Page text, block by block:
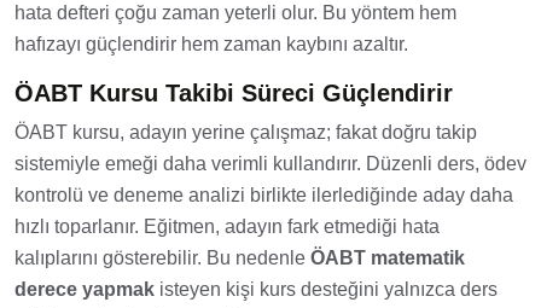
hata defteri çoğu zaman yeterli olur. Bu yöntem hem
hafızayı güçlendirir hem zaman kaybını azaltır.
ÖABT Kursu Takibi Süreci Güçlendirir
ÖABT kursu, adayın yerine çalışmaz; fakat doğru takip
sistemiyle emeği daha verimli kullandırır. Düzenli ders, ödev
kontrolü ve deneme analizi birlikte ilerlediğinde aday daha
hızlı toparlanır. Eğitmen, adayın fark etmediği hata
kalıplarını gösterebilir. Bu nedenle ÖABT matematik
derece yapmak isteyen kişi kurs desteğini yalnızca ders